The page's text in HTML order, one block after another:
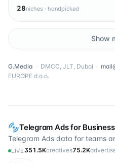
Telegram Ads for Business
Telegram Ads data for teams
LIVE 351.5Kcreatives75.2K
28niches · handpicked
Show
G.Media · DMCC, JLT, Dubai ·
EUROPE d.o.o.